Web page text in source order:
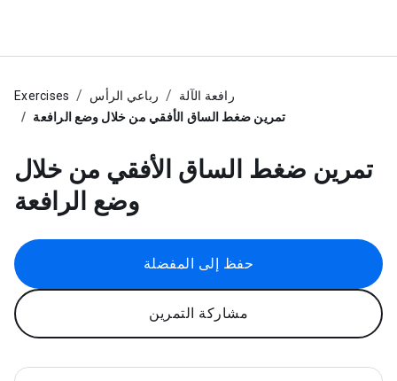
Exercises رباعي الرأس
رافعة الآلة
تمرين ضغط الساق الأفقي من خلال وضع الرافعة
تمرين ضغط الساق الأفقي من خلال
وضع الرافعة
حفظ إلى المفضلة
مشاركة التمرين